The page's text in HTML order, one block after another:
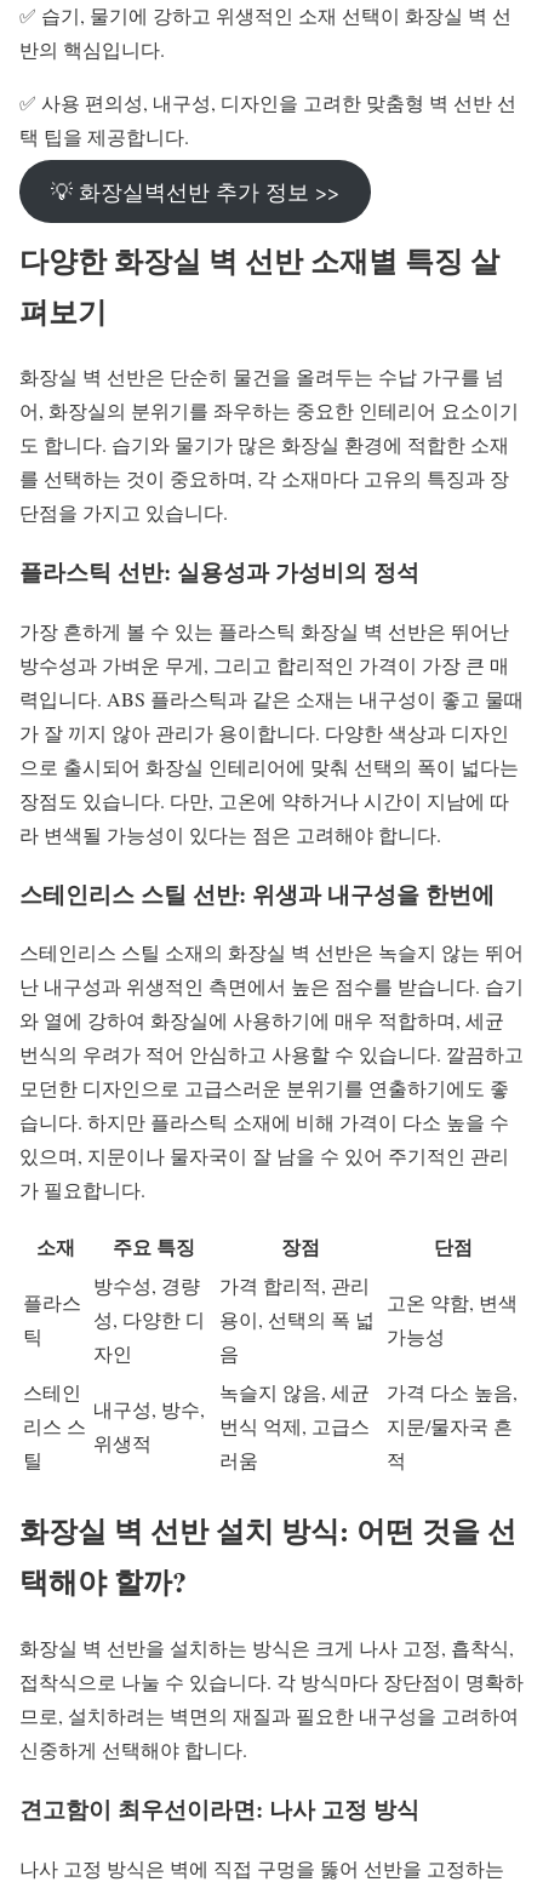
✅ 습기, 물기에 강하고 위생적인 소재 선택이 화장실 벽 선
반의 핵심입니다.
✅ 사용 편의성, 내구성, 디자인을 고려한 맞춤형 벽 선반 선
택 팁을 제공합니다.
💡 화장실벽선반 추가 정보 >>
다양한 화장실 벽 선반 소재별 특징 살
펴보기
화장실 벽 선반은 단순히 물건을 올려두는 수납 가구를 넘
어, 화장실의 분위기를 좌우하는 중요한 인테리어 요소이기
도 합니다. 습기와 물기가 많은 화장실 환경에 적합한 소재
를 선택하는 것이 중요하며, 각 소재마다 고유의 특징과 장
단점을 가지고 있습니다.
플라스틱 선반: 실용성과 가성비의 정석
가장 흔하게 볼 수 있는 플라스틱 화장실 벽 선반은 뛰어난
방수성과 가벼운 무게, 그리고 합리적인 가격이 가장 큰 매
력입니다. ABS 플라스틱과 같은 소재는 내구성이 좋고 물때
가 잘 끼지 않아 관리가 용이합니다. 다양한 색상과 디자인
으로 출시되어 화장실 인테리어에 맞춰 선택의 폭이 넓다는
장점도 있습니다. 다만, 고온에 약하거나 시간이 지남에 따
라 변색될 가능성이 있다는 점은 고려해야 합니다.
스테인리스 스틸 선반: 위생과 내구성을 한번에
스테인리스 스틸 소재의 화장실 벽 선반은 녹슬지 않는 뛰어
난 내구성과 위생적인 측면에서 높은 점수를 받습니다. 습기
와 열에 강하여 화장실에 사용하기에 매우 적합하며, 세균
번식의 우려가 적어 안심하고 사용할 수 있습니다. 깔끔하고
모던한 디자인으로 고급스러운 분위기를 연출하기에도 좋
습니다. 하지만 플라스틱 소재에 비해 가격이 다소 높을 수
있으며, 지문이나 물자국이 잘 남을 수 있어 주기적인 관리
가 필요합니다.
소재 주요 특징 장점 단점
플라스
틱
방수성, 경량
성, 다양한 디
자인
가격 합리적, 관리
용이, 선택의 폭 넓
음
고온 약함, 변색
가능성
스테인
리스 스
틸
내구성, 방수,
위생적
녹슬지 않음, 세균
번식 억제, 고급스
러움
가격 다소 높음,
지문/물자국 흔
적
화장실 벽 선반 설치 방식: 어떤 것을 선
택해야 할까?
화장실 벽 선반을 설치하는 방식은 크게 나사 고정, 흡착식,
접착식으로 나눌 수 있습니다. 각 방식마다 장단점이 명확하
므로, 설치하려는 벽면의 재질과 필요한 내구성을 고려하여
신중하게 선택해야 합니다.
견고함이 최우선이라면: 나사 고정 방식
나사 고정 방식은 벽에 직접 구멍을 뚫어 선반을 고정하는